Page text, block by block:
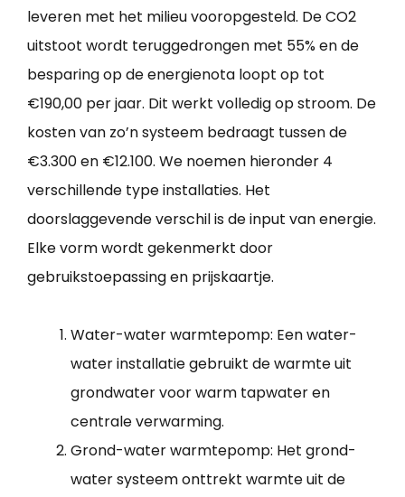
leveren met het milieu vooropgesteld. De CO2
uitstoot wordt teruggedrongen met 55% en de
besparing op de energienota loopt op tot
€190,00 per jaar. Dit werkt volledig op stroom. De
kosten van zo’n systeem bedraagt tussen de
€3.300 en €12.100. We noemen hieronder 4
verschillende type installaties. Het
doorslaggevende verschil is de input van energie.
Elke vorm wordt gekenmerkt door
gebruikstoepassing en prijskaartje.
Water-water warmtepomp: Een water-
water installatie gebruikt de warmte uit
grondwater voor warm tapwater en
centrale verwarming.
Grond-water warmtepomp: Het grond-
water systeem onttrekt warmte uit de